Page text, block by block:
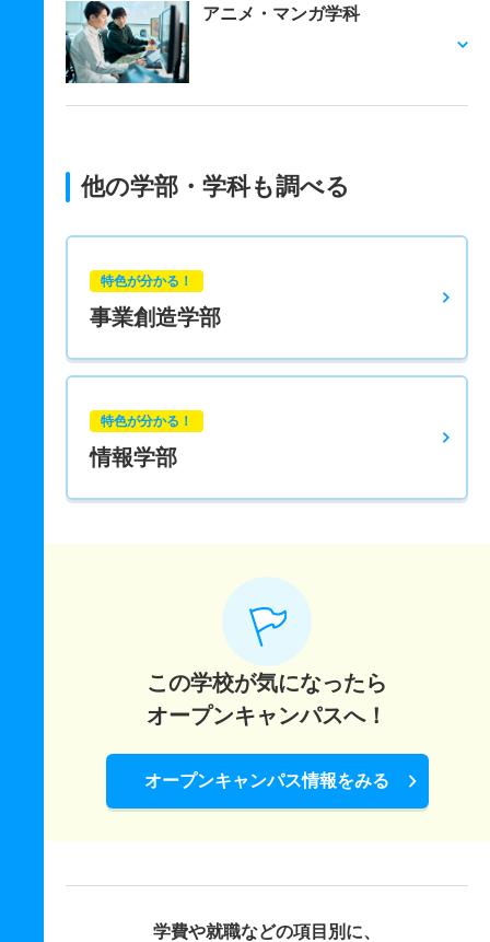
アニメ・マンガ学科
他の学部・学科も調べる
特色が分かる！
事業創造学部
特色が分かる！
情報学部
この学校が気になったら
オープンキャンパスへ！
オープンキャンパス情報をみる
学費や就職などの項目別に、